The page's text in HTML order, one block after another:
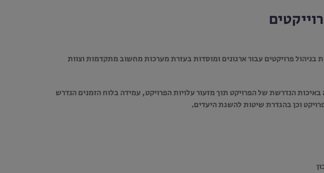
בניהול פרויקטים עבור ארגונים ומוסדות בעזרת מערכות מחשוב מתקדמות וצוות
הנדרשת של הפרויקט תוך מזעור עלויות הפרויקט, עמידה בלוח הזמנים הנדרש
וכן בהגדרת שיטות להשגת היעדים.